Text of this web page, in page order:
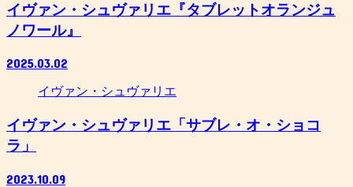
イヴァン・シュヴァリエ『タブレットオランジュ
ノワール』
2025.03.02
イヴァン・シュヴァリエ
イヴァン・シュヴァリエ「サブレ・オ・ショコ
ラ」
2023.10.09